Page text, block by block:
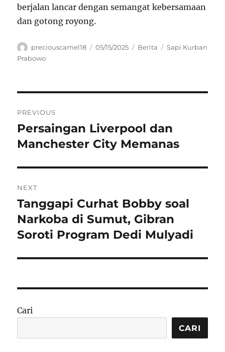
berjalan lancar dengan semangat kebersamaan
dan gotong royong.
Author
preciouscamel18
Posted
05/15/2025 Categories
Berita Tags
Sapi Kurban
Prabowo
pos
PREVIOUS
Previous
post:
Persaingan Liverpool dan
Manchester City Memanas
NEXT
Next
post:
Tanggapi Curhat Bobby soal
Narkoba di Sumut, Gibran
Soroti Program Dedi Mulyadi
Cari
CARI